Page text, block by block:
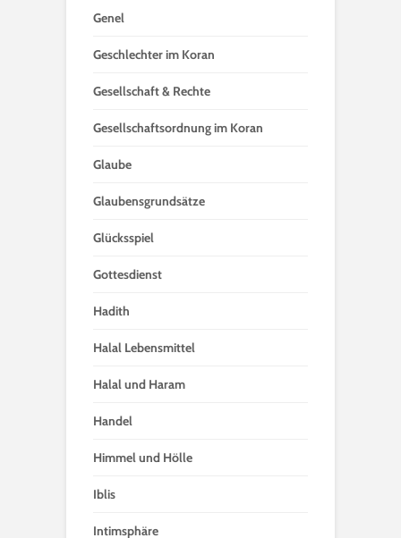
Genel
Geschlechter im Koran
Gesellschaft & Rechte
Gesellschaftsordnung im Koran
Glaube
Glaubensgrundsätze
Glücksspiel
Gottesdienst
Hadith
Halal Lebensmittel
Halal und Haram
Handel
Himmel und Hölle
Iblis
Intimsphäre